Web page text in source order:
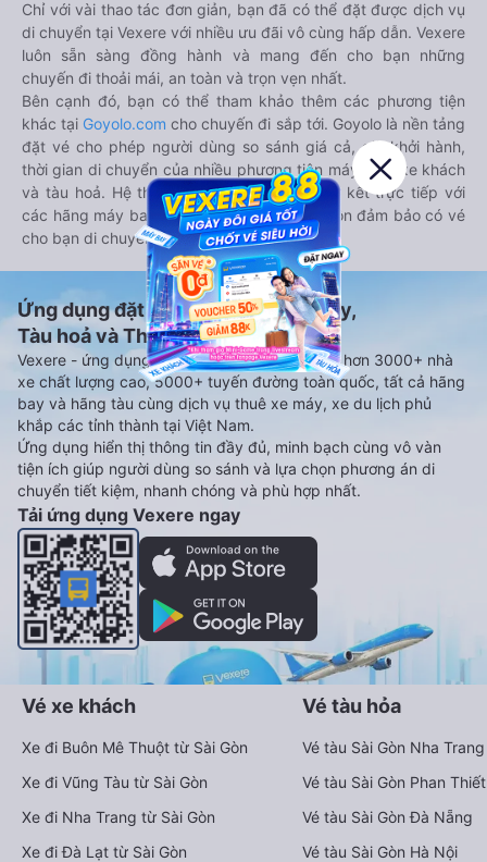
Chỉ với vài thao tác đơn giản, bạn đã có thể đặt được dịch vụ
di chuyển tại Vexere với nhiều ưu đãi vô cùng hấp dẫn. Vexere
luôn sẵn sàng đồng hành và mang đến cho bạn những
chuyến đi thoải mái, an toàn và trọn vẹn nhất.
Bên cạnh đó, bạn có thể tham khảo thêm các phương tiện
khác tại Goyolo.com cho chuyến đi sắp tới. Goyolo là nền tảng
đặt vé cho phép người dùng so sánh giá cả, giờ khởi hành,
thời gian di chuyển của nhiều phương tiện máy bay, xe khách
và tàu hoả. Hệ thống của Goyolo được liên kết trực tiếp với
các hãng máy bay, xe khách và tàu hoả, luôn đảm bảo có vé
cho bạn di chuyển.
Ứng dụng đặt vé Xe khách, Máy bay,
Tàu hoả và Thuê xe
Vexere - ứng dụng đặt vé đa phương tiện với hơn 3000+ nhà
xe chất lượng cao, 5000+ tuyến đường toàn quốc, tất cả hãng
bay và hãng tàu cùng dịch vụ thuê xe máy, xe du lịch phủ
khắp các tỉnh thành tại Việt Nam.
Ứng dụng hiển thị thông tin đầy đủ, minh bạch cùng vô vàn
tiện ích giúp người dùng so sánh và lựa chọn phương án di
chuyển tiết kiệm, nhanh chóng và phù hợp nhất.
Tải ứng dụng Vexere ngay
Vé xe khách
Xe đi Buôn Mê Thuột từ Sài Gòn
Xe đi Vũng Tàu từ Sài Gòn
Xe đi Nha Trang từ Sài Gòn
Xe đi Đà Lạt từ Sài Gòn
Vé tàu hỏa
Vé tàu Sài Gòn Nha Trang
Vé tàu Sài Gòn Phan Thiết
Vé tàu Sài Gòn Đà Nẵng
Vé tàu Sài Gòn Hà Nội